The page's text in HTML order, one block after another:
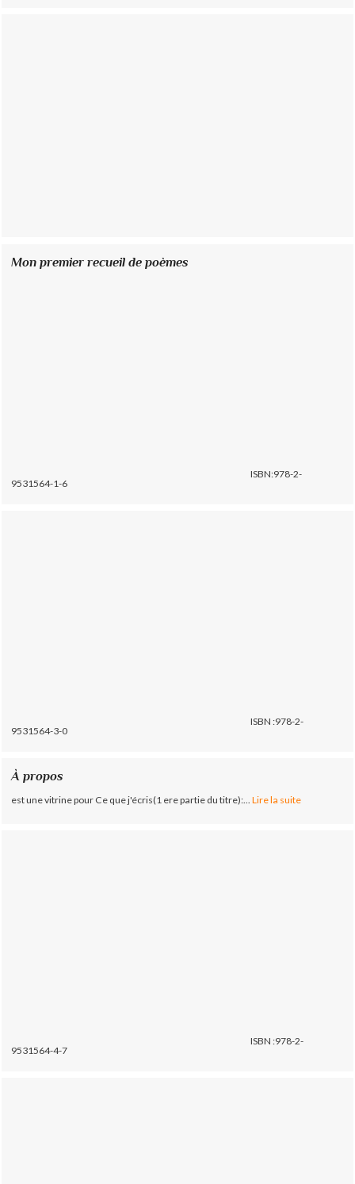
Mon premier recueil de poèmes
ISBN:978-2-
9531564-1-6
ISBN :978-2-
9531564-3-0
À propos
est une vitrine pour Ce que j'écris(1 ere partie du titre):... Lire la suite
ISBN :978-2-
9531564-4-7